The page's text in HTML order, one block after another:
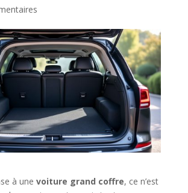
à une voiture grand coffre, ce n’est